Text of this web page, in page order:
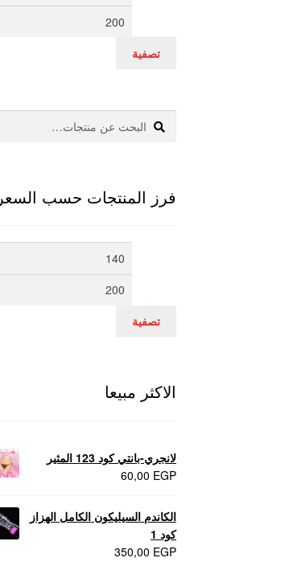
تصفية
البحث
عن:
بحث
فرز المنتجات حسب السعر
أدنى
تصفية
الاكثر مبيعا
لانجري-بانتي كود 123 المثير
60,00 EGP
الكاندم السيليكون الكامل الهزاز
كود 1
350,00 EGP